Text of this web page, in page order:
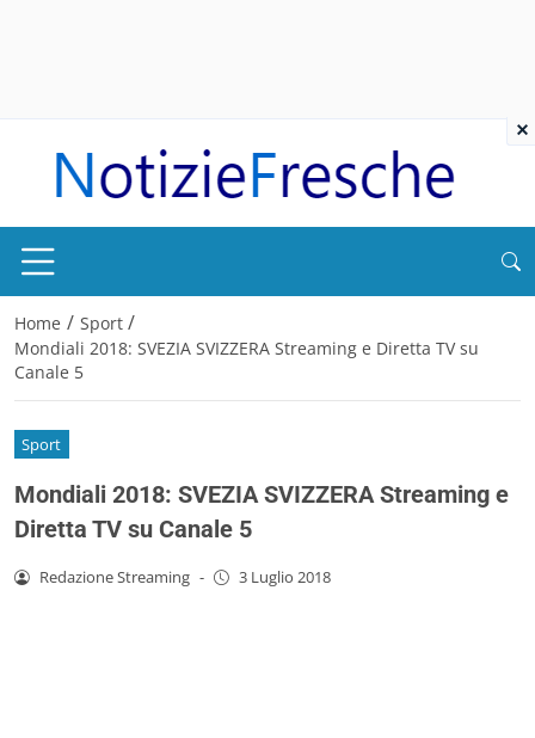
Home / Sport /
Mondiali 2018: SVEZIA SVIZZERA Streaming e Diretta TV su
Canale 5
Sport
Mondiali 2018: SVEZIA SVIZZERA Streaming e
Diretta TV su Canale 5
Redazione Streaming - 3 Luglio 2018
×